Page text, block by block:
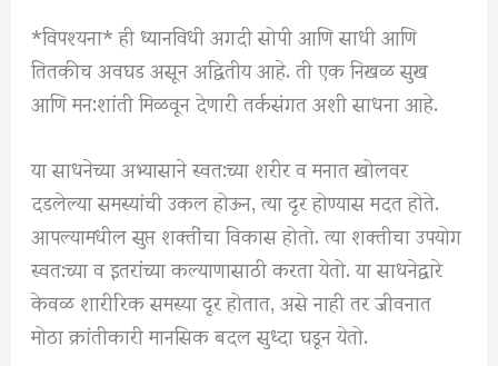
*विपश्यना* ही ध्यानविधी अगदी सोपी आणि साधी आणि
तितकीच अवघड असून अद्वितीय आहे. ती एक निखळ सुख
आणि मन:शांती मिळवून देणारी तर्कसंगत अशी साधना आहे.
या साधनेच्या अभ्यासाने स्वत:च्या शरीर व मनात खोलवर
दडलेल्या समस्यांची उकल होऊन, त्या दूर होण्यास मदत होते.
आपल्यामधील सुप्त शक्तींचा विकास होतो. त्या शक्तीचा उपयोग
स्वत:च्या व इतरांच्या कल्याणासाठी करता येतो. या साधनेद्वारे
केवळ शारीरिक समस्या दूर होतात, असे नाही तर जीवनात
मोठा क्रांतीकारी मानसिक बदल सुध्दा घडून येतो.